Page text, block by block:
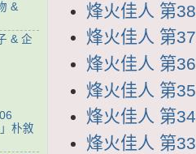
烽火佳人 第
烽火佳人 第
烽火佳人 第
烽火佳人 第
烽火佳人 第
烽火佳人 第
&
& 企
朴敘